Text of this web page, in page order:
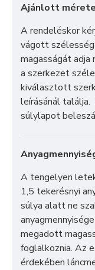
Ajánlott
A rendeléskor
vágott
magasságát adja
a szerkezet
kiválasztott
leírásánál találja.
súlylapot
A tengelyen
1,5 tekerésnyi
súlya alatt ne
megadott
foglalkoznia. Az
érdekében